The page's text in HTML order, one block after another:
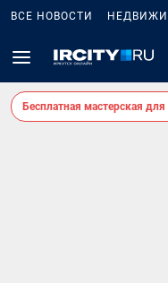
ВСЕ НОВОСТИ
Бесплатная мастерская